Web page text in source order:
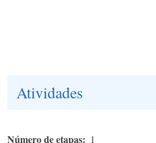
Atividades
Número de etapas 1